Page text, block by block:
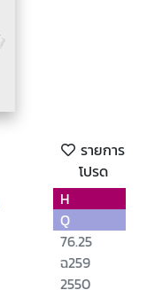
รายการ
โปรด
H
Q
76.25
ฉ259
2550